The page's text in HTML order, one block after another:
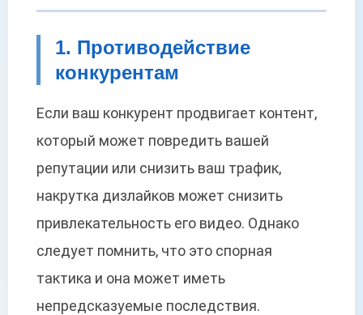
1. Противодействие
конкурентам
Если ваш конкурент продвигает контент,
который может повредить вашей
репутации или снизить ваш трафик,
накрутка дизлайков может снизить
привлекательность его видео. Однако
следует помнить, что это спорная
тактика и она может иметь
непредсказуемые последствия.